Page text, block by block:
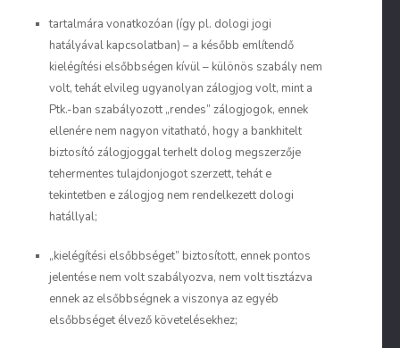
tartalmára vonatkozóan (így pl. dologi jogi
hatályával kapcsolatban) – a később említendő
kielégítési elsőbbségen kívül – különös szabály nem
volt, tehát elvileg ugyanolyan zálogjog volt, mint a
Ptk.-ban szabályozott „rendes” zálogjogok, ennek
ellenére nem nagyon vitatható, hogy a bankhitelt
biztosító zálogjoggal terhelt dolog megszerzője
tehermentes tulajdonjogot szerzett, tehát e
tekintetben e zálogjog nem rendelkezett dologi
hatállyal;
„kielégítési elsőbbséget” biztosított, ennek pontos
jelentése nem volt szabályozva, nem volt tisztázva
ennek az elsőbbségnek a viszonya az egyéb
elsőbbséget élvező követelésekhez;